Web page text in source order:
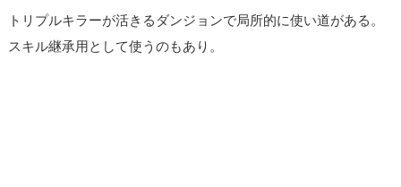
トリプルキラーが活きるダンジョンで局所的に使い道がある。
スキル継承用として使うのもあり。